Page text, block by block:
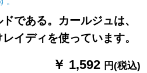
である。カールジュは、
イディを使っています。
￥ 1,592 円(税込)